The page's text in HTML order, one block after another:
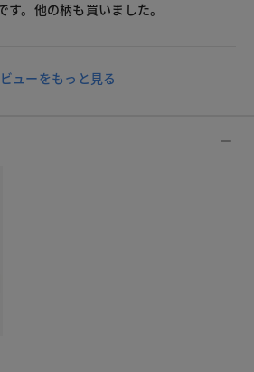
。他の柄も買いました。
ューをもっと見る